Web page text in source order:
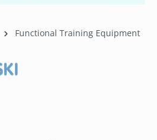
Functional Training Equipment